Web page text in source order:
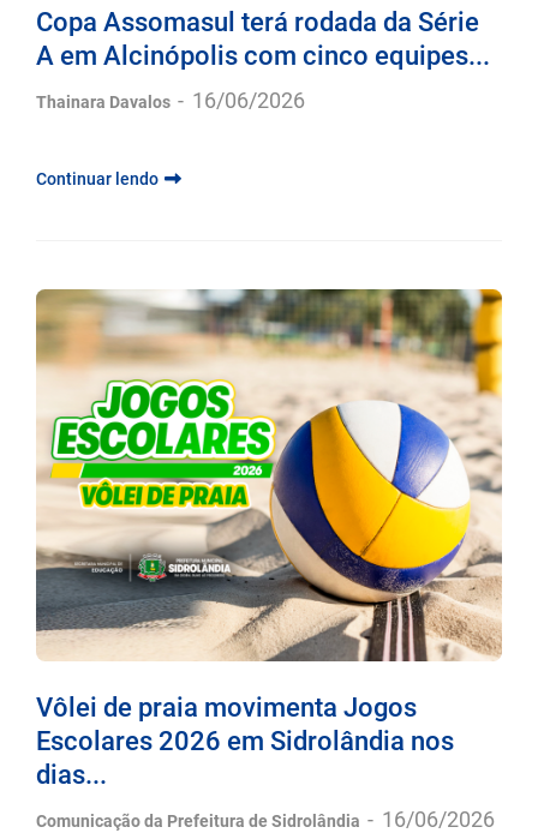
Copa Assomasul terá rodada da Série
A em Alcinópolis com cinco equipes...
Thainara Davalos - 16/06/2026
Continuar lendo
Vôlei de praia movimenta Jogos
Escolares 2026 em Sidrolândia nos
dias...
Comunicação da Prefeitura de Sidrolândia - 16/06/2026